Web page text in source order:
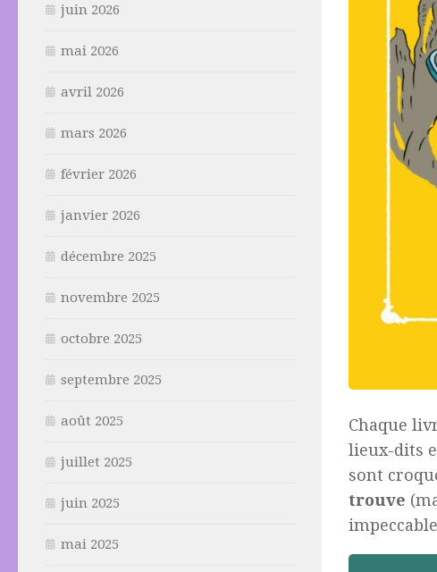
Chaque
lieux-dits
sont
trouve
juin 2026
mai 2026
avril 2026
mars 2026
février 2026
janvier 2026
décembre 2025
novembre 2025
octobre 2025
septembre 2025
août 2025
juillet 2025
juin 2025
mai 2025